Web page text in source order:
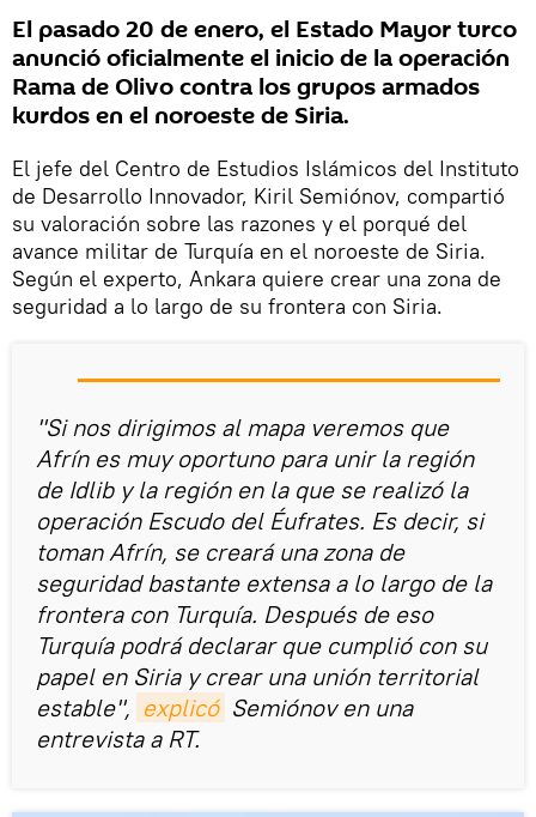
El pasado 20 de enero, el Estado Mayor turco
anunció oficialmente el inicio de la operación
Rama de Olivo contra los grupos armados
kurdos en el noroeste de Siria.
El jefe del Centro de Estudios Islámicos del Instituto
de Desarrollo Innovador, Kiril Semiónov, compartió
su valoración sobre las razones y el porqué del
avance militar de Turquía en el noroeste de Siria.
Según el experto, Ankara quiere crear una zona de
seguridad a lo largo de su frontera con Siria.
"Si nos dirigimos al mapa veremos que
Afrín es muy oportuno para unir la región
de Idlib y la región en la que se realizó la
operación Escudo del Éufrates. Es decir, si
toman Afrín, se creará una zona de
seguridad bastante extensa a lo largo de la
frontera con Turquía. Después de eso
Turquía podrá declarar que cumplió con su
papel en Siria y crear una unión territorial
estable", explicó Semiónov en una
entrevista a RT.